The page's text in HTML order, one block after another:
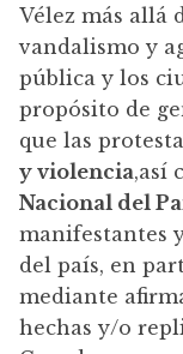
Vélez más allá
vandalismo y
pública y los
propósito de
que las
y violencia,así
Nacional del
manifestantes
del país, en
mediante
hechas y/o